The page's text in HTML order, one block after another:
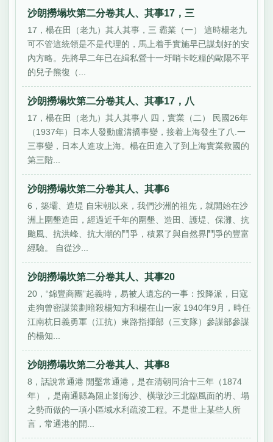
沙朗撈塌坎第二分卷其人、其事17，三
17，楊在田（老九）其人其事，三 霸業（一） 這時楊老九
可不管這統領是不是代理的，馬上着手實施早已謀划好的安
內方略。先將早二年已在緝私營十一圩哨卡吃糧的歐陽不平
的兒子熊復（...
沙朗撈塌坎第二分卷其人、其事17，八
17，楊在田（老九）其人其事八 四，實業（二） 民國26年
（1937年）日本人發動盧溝撟事變，接着上海發生了八.一
三事變，日本人進攻上海。楊在田進入了到上海實業救國的
第三階...
沙朗撈塌坎第二分卷其人、其事6
6，築壩、造堤 自宋朝以來，我們沙洲的祖先，就開始在沙
洲上圍墾造田，經過近千年的圍墾、造田、護堤、保灘、抗
颱風、抗洪峰、抗大潮的鬥爭，積累了與自然界鬥爭的豐富
經驗。 自從沙...
沙朗撈塌坎第二分卷其人、其事20
20，“錦豐商團”起義時，易被人遺忘的一事：投降派，日寇
走狗曾密謀策劃暗殺楊知方和楊在山一家 1940年9月，時任
江南杭日義勇軍（江抗）東路指揮部（三支隊）參謀部參謀
的楊知...
沙朗撈塌坎第二分卷其人、其事8
8，話說常通港 開鑿常通港，是在清朝同治十三年（1874
年），是南通縣為阻止劉海沙、橫墩沙三北臨風面的坍、塌
之勢而做的一項小區域水利疏浚工程。不是世上某些人所
言，常通港的開...